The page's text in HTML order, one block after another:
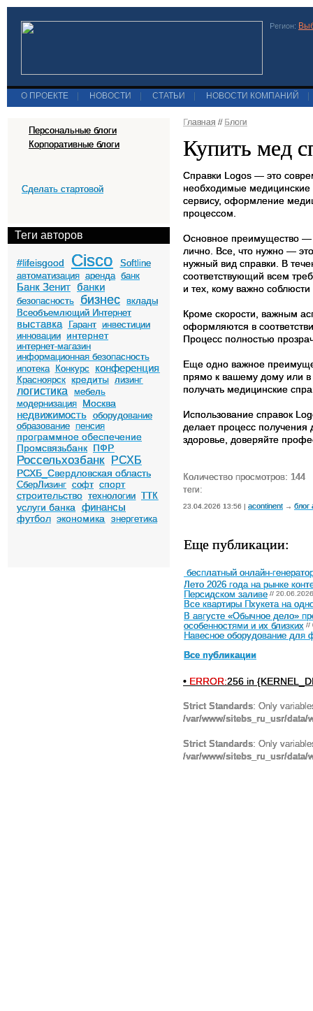
Регион:
О ПРОЕКТЕ НОВОСТИ СТАТЬИ НОВОСТИ КОМПАНИЙ
Персональные блоги
Корпоративные блоги
Сделать стартовой
Теги авторов
#lifeisgood Cisco
Softline
автоматизация аренда банк
Банк Зенит банки
безопасность бизнес
вклады
Всеобъемлющий Интернет
выставка Гарант инвестиции
инновации
интернет
интернет-магазин
информационная безопасность
ипотека
Конкурс конференция
Красноярск кредиты лизинг
логистика
мебель
модернизация
Москва
недвижимость оборудование
образование пенсия
программное обеспечение
Промсвязьбанк ПФР
Россельхозбанк РСХБ
РСХБ_Свердловская область
СберЛизинг софт спорт
строительство технологии ТТК
услуги банка финансы
футбол экономика энергетика
Главная // Блоги
Купить мед
Справки Logos — это
необходимые
сервису, оформление
процессом.
Основное преимущество —
лично. Все, что нужно —
нужный вид справки. В
соответствующий всем
и тех, кому важно
Кроме скорости, важным
оформляются в
Процесс полностью
Еще одно важное
прямо к вашему дому или в
получать медицинские
Использование справок
делает процесс
здоровье, доверяйте
Количество просмотров: 144
теги:
23.04.2026 13:56 | acontinent → блог
Еще публикации:
бесплатный онлайн-
Лето 2026 года на рынке
Персидском заливе //
Все квартиры Пхукета на
В августе «Обычное дело»
особенностями и их близких //
Навесное оборудование для
Все публикации
• ERROR:256 in
Strict Standards: Only
/var/www/sitebs_ru_usr/
Strict Standards: Only
/var/www/sitebs_ru_usr/